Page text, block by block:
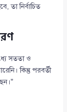
তা নির্বাচিত
সততা ও
কিন্তু পরবর্তী